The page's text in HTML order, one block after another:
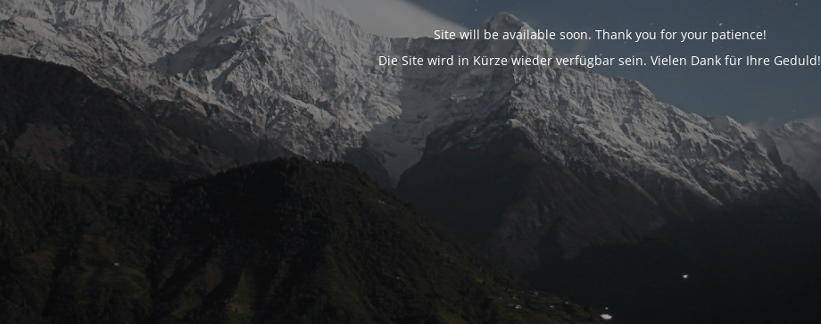
Site will be available soon. Thank you for your patience!
Die Site wird in Kürze wieder verfügbar sein. Vielen Dank für Ihre Geduld!